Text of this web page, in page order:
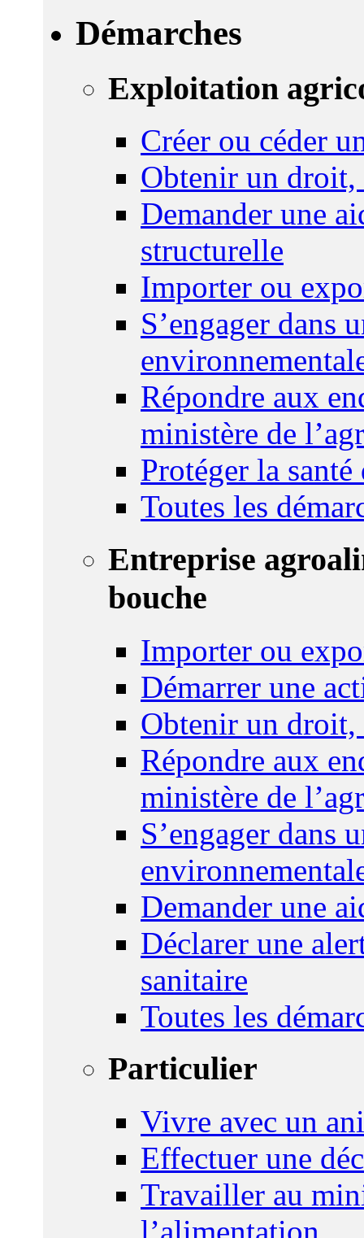
Démarches
Exploitation
Créer ou céder
Obtenir un droit,
Demander une
structurelle
Importer ou
S’engager dans
Répondre aux
ministère de
Protéger la
Toutes les
Entreprise
bouche
Importer ou
Démarrer une
Obtenir un droit,
Répondre aux
ministère de
S’engager dans
Demander une
Déclarer une
sanitaire
Toutes les
Particulier
Vivre avec un
Effectuer une
Travailler au